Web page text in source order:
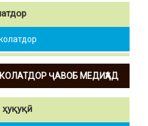
ҶАВОБ МЕДИҲАД